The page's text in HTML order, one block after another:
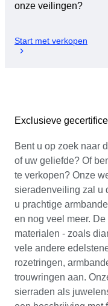
onze veilingen?
Start met verkopen
Exclusieve
Bent u op zoek naar
of uw geliefde? Of
te verkopen? Onze
sieradenveiling zal u
u prachtige
en nog veel meer.
materialen - zoals
vele andere
rozetringen,
trouwringen aan.
sierraden als